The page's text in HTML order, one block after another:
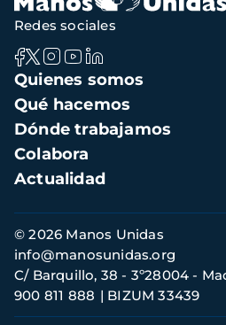
Navegación
principal
Quienes somos
Qué hacemos
Dónde trabajamos
Colabora
Actualidad
Redes sociales
Información
de
contacto
© 2026 Manos Unidas
C/ Barquillo, 38 - 3º28004 -
900 811 888
BIZUM 33439
info@manosunidas.org